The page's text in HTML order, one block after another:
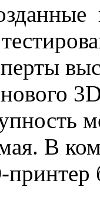
нового
В